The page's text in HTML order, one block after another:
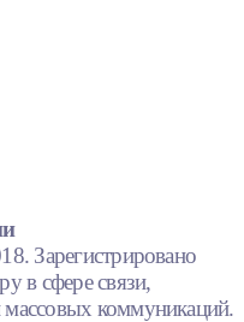
Зарегистрировано
в сфере связи,
коммуникаций.